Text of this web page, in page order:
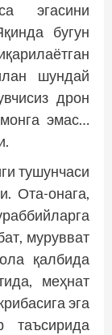
эгасини
бугун
шундай
дрон
эмас…
тушунчаси
Ота-онага,
мурувват
қалбида
меҳнат
эга
таъсирида